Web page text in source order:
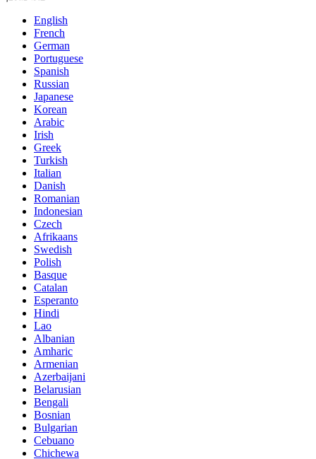
English
French
German
Portuguese
Spanish
Russian
Japanese
Korean
Arabic
Irish
Greek
Turkish
Italian
Danish
Romanian
Indonesian
Czech
Afrikaans
Swedish
Polish
Basque
Catalan
Esperanto
Hindi
Lao
Albanian
Amharic
Armenian
Azerbaijani
Belarusian
Bengali
Bosnian
Bulgarian
Cebuano
Chichewa